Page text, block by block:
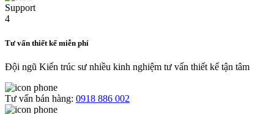
Tư vấn thiết kế miễn phí
Đội ngũ Kiến trúc sư nhiều kinh nghiệm tư vấn thiết kế tận tâm
Tư vấn bán hàng: 0918 886 002